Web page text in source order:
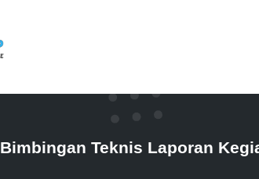
Bimbingan Teknis Laporan